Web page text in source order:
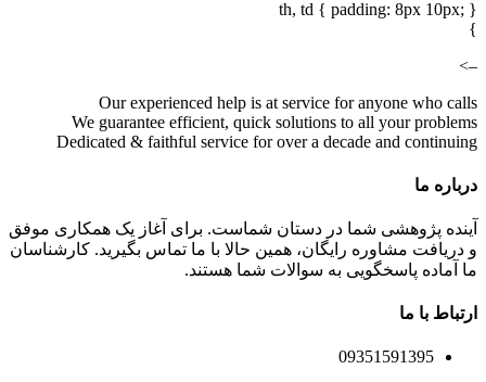
th, td { padding: 8px 10px; }
}
–>
Our experienced help is at service for anyone who calls
We guarantee efficient, quick solutions to all your problems
Dedicated & faithful service for over a decade and continuing
درباره ما
آینده پژوهشی شما در دستان شماست. برای آغاز یک همکاری موفق
و دریافت مشاوره رایگان، همین حالا با ما تماس بگیرید. کارشناسان
ما آماده پاسخگویی به سوالات شما هستند.
ارتباط با ما
09351591395